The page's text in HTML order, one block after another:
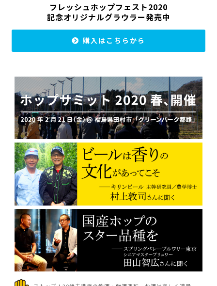
フレッシュホップフェスト2020
記念オリジナルグラウラー発売中
購入はこちらから